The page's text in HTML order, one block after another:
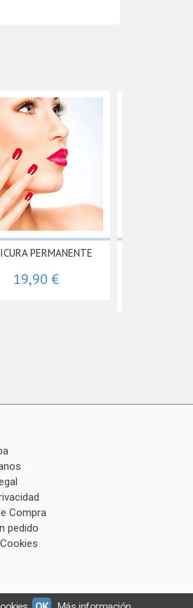
PERMANENTE
19,90 €
Compra
pedido